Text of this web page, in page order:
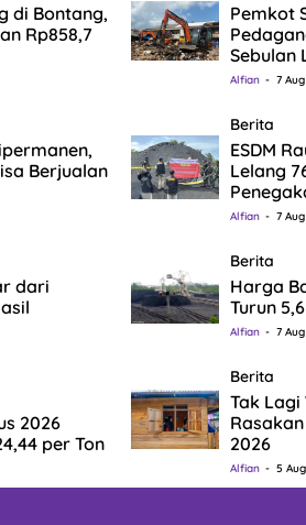
di Bontang,
Rp858,7
Berjualan
dari
2026
per Ton
Pemkot
Sebulan
Alfian 7
Berita
ESDM
Lelang
Alfian 7
Berita
Harga
Turun
Alfian 7
Berita
Tak Lagi
2026
Alfian 5